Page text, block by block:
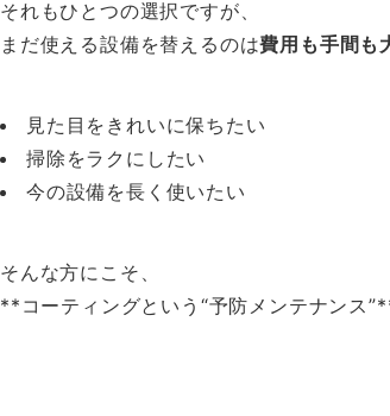
それもひとつの選択ですが、
まだ使える設備を替えるのは費用も手間も
見た目をきれいに保ちたい
掃除をラクにしたい
今の設備を長く使いたい
そんな方にこそ、
**コーティングという“予防メンテナンス